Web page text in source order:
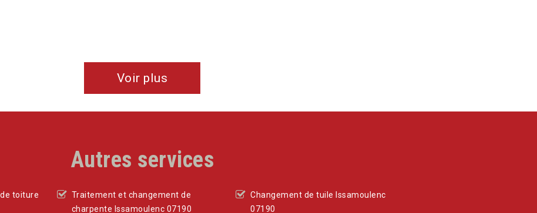
Voir plus
Autres services
toiture
Traitement et changement de
charpente Issamoulenc 07190
Changement de tuile Issamoulenc
07190